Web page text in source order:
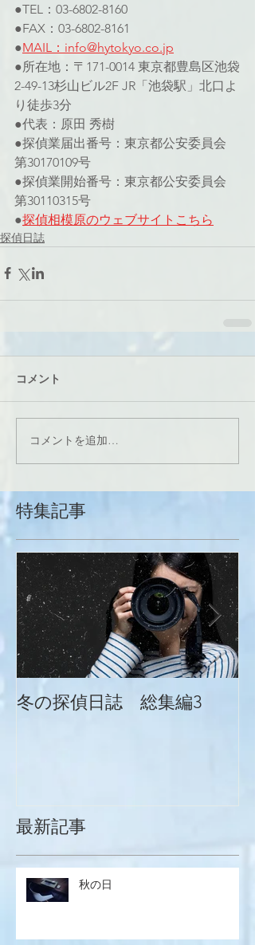
●TEL：03-6802-8160
●FAX：03-6802-8161
●MAIL：info@hytokyo.co.jp
●所在地：〒171-0014 東京都豊島区池袋
2-49-13杉山ビル2F JR「池袋駅」北口よ
り徒歩3分
●代表：原田 秀樹
●探偵業届出番号：東京都公安委員会
第30170109号
●探偵業開始番号：東京都公安委員会
第30110315号
●探偵相模原のウェブサイト こちら
探偵日誌
コメント
コメントを追加…
特集記事
冬の探偵日誌 総集編3
最新記事
秋の日